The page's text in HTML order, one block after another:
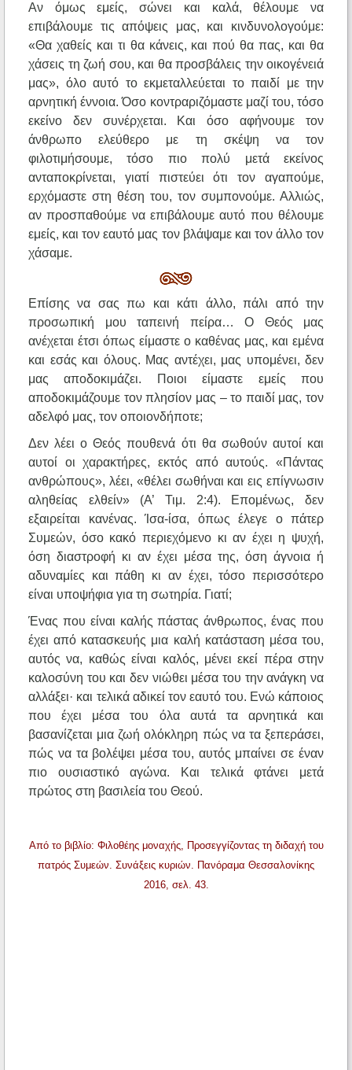
Αν όμως εμείς, σώνει και καλά, θέλουμε να
επιβάλουμε τις απόψεις μας, και κινδυνολογούμε:
«Θα χαθείς και τι θα κάνεις, και πού θα πας, και θα
χάσεις τη ζωή σου, και θα προσβάλεις την οικογένειά
μας», όλο αυτό το εκμεταλλεύεται το παιδί με την
αρνητική έννοια. Όσο κοντραριζόμαστε μαζί του, τόσο
εκείνο δεν συνέρχεται. Και όσο αφήνουμε τον
άνθρωπο ελεύθερο με τη σκέψη να τον
φιλοτιμήσουμε, τόσο πιο πολύ μετά εκείνος
ανταποκρίνεται, γιατί πιστεύει ότι τον αγαπούμε,
ερχόμαστε στη θέση του, τον συμπονούμε. Αλλιώς,
αν προσπαθούμε να επιβάλουμε αυτό που θέλουμε
εμείς, και τον εαυτό μας τον βλάψαμε και τον άλλο τον
χάσαμε.
Επίσης να σας πω και κάτι άλλο, πάλι από την
προσωπική μου ταπεινή πείρα… Ο Θεός μας
ανέχεται έτσι όπως είμαστε ο καθένας μας, και εμένα
και εσάς και όλους. Μας αντέχει, μας υπομένει, δεν
μας αποδοκιμάζει. Ποιοι είμαστε εμείς που
αποδοκιμάζουμε τον πλησίον μας – το παιδί μας, τον
αδελφό μας, τον οποιονδήποτε;
Δεν λέει ο Θεός πουθενά ότι θα σωθούν αυτοί και
αυτοί οι χαρακτήρες, εκτός από αυτούς. «Πάντας
ανθρώπους», λέει, «θέλει σωθήναι και εις επίγνωσιν
αληθείας ελθείν» (Α’ Τιμ. 2:4). Επομένως, δεν
εξαιρείται κανένας. Ίσα-ίσα, όπως έλεγε ο πάτερ
Συμεών, όσο κακό περιεχόμενο κι αν έχει η ψυχή,
όση διαστροφή κι αν έχει μέσα της, όση άγνοια ή
αδυναμίες και πάθη κι αν έχει, τόσο περισσότερο
είναι υποψήφια για τη σωτηρία. Γιατί;
Ένας που είναι καλής πάστας άνθρωπος, ένας που
έχει από κατασκευής μια καλή κατάσταση μέσα του,
αυτός να, καθώς είναι καλός, μένει εκεί πέρα στην
καλοσύνη του και δεν νιώθει μέσα του την ανάγκη να
αλλάξει· και τελικά αδικεί τον εαυτό του. Ενώ κάποιος
που έχει μέσα του όλα αυτά τα αρνητικά και
βασανίζεται μια ζωή ολόκληρη πώς να τα ξεπεράσει,
πώς να τα βολέψει μέσα του, αυτός μπαίνει σε έναν
πιο ουσιαστικό αγώνα. Και τελικά φτάνει μετά
πρώτος στη βασιλεία του Θεού.
Από το βιβλίο: Φιλοθέης μοναχής, Προσεγγίζοντας τη διδαχή του
πατρός Συμεών. Συνάξεις κυριών. Πανόραμα Θεσσαλονίκης
2016, σελ. 43.